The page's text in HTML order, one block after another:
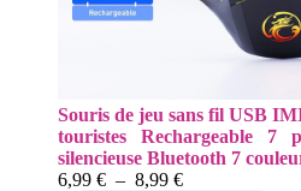
Souris de jeu sans fil USB
touristes Rechargeable 7
silencieuse Bluetooth 7
6,99 € – 8,99 €Plage